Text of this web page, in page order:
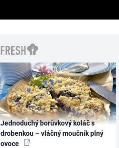
Jednoduchý borůvkový koláč s
drobenkou – vláčný moučník plný
ovoce